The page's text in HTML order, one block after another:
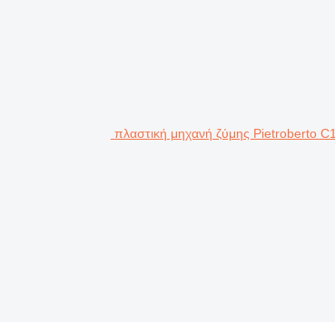
πλαστική μηχανή ζύμης Pietroberto C1